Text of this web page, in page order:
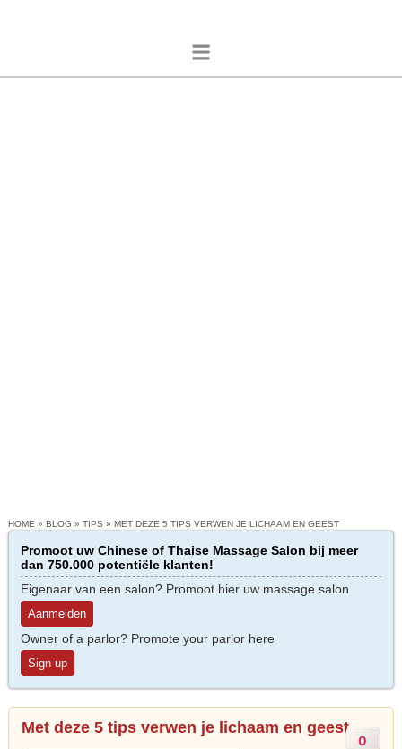
HOME » BLOG » TIPS » MET DEZE 5 TIPS VERWEN JE LICHAAM EN GEEST
Promoot uw Chinese of Thaise Massage Salon bij meer
dan 750.000 potentiële klanten!
Eigenaar van een salon? Promoot hier uw massage salon
Aanmelden
Owner of a parlor? Promote your parlor here
Sign up
Met deze 5 tips verwen je lichaam en geest
0